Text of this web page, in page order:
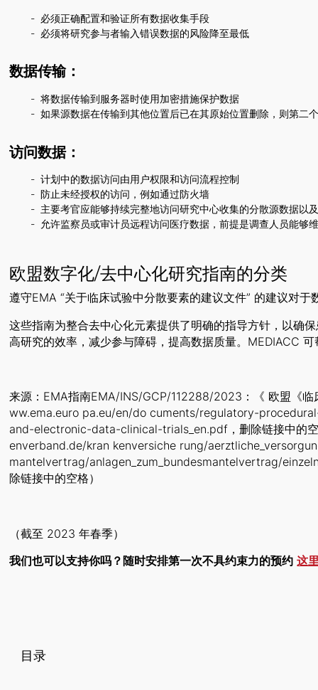
必须正确配置和验证所有数据收集手段
必须将研究参与者输入错误数据的风险降至最低
数据传输：
将数据传输到服务器时使用加密措施保护数据
如果源数据在传输到其他位置后已在其原始位置删除，则第二
访问数据：
计划中的数据访问由用户权限和访问流程控制
防止未经授权的访问，例如通过防火墙
主要考官应能够持续完整地访问研究中心收集的分散源数据以
允许监察员或审计员远程访问医疗数据，前提是调查人员能够
欧盟数字化/去中心化研究指南的分类
遵守EMA “关于临床试验中分散要素的建议文件” 的建议对
这些指南为整合去中心化元素提供了明确的指导方针，以确
高研究的效率，减少参与障碍，提高数据质量。MEDIACC
来源：EMA指南EMA/INS/GCP/112288/2023：《 欧盟《
ww.ema.euro pa.eu/en/do cuments/regulatory-
and-electronic-data-clinical-trials_en.pdf，删除链接中的
enverband.de/kran kenversiche rung/
mantelvertrag/anlagen_zum_bundesmantelvertrag/
除链接中的空格）
（截至 2023 年春季）
我们也可以支持你吗？随时安排第一次不具约束力的预约 这
目录